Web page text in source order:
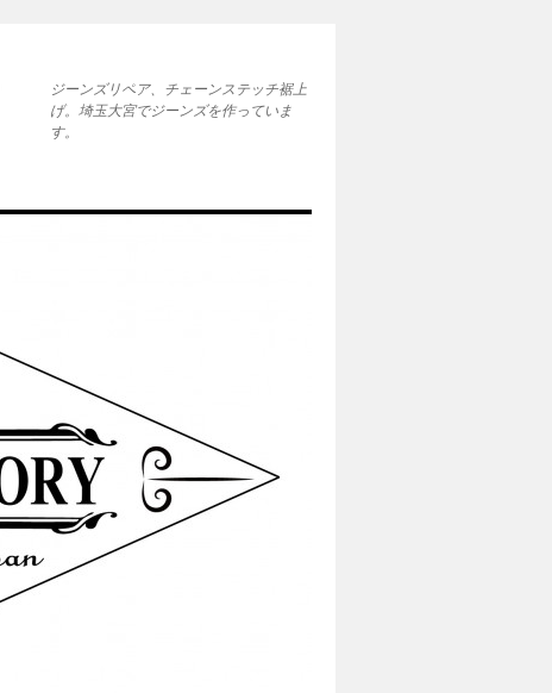
ジーンズリペア、チェーンステッチ裾上
げ。埼玉大宮でジーンズを作っていま
す。